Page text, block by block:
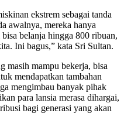
ekstrem sebagai tanda
awalnya, mereka hanya
belanja hingga 800 ribuan,
Ini bagus,” kata Sri Sultan.
masih mampu bekerja, bisa
mendapatkan tambahan
mengimbau banyak pihak
para lansia merasa dihargai,
bagi generasi yang akan